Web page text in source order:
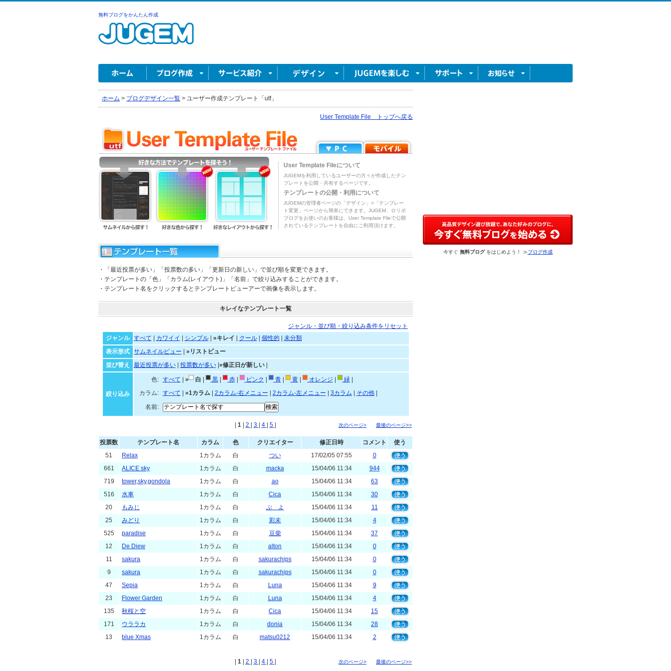
無料ブログをかんたん作成
ホーム > ブログデザイン一覧 > ユーザー作成テンプレート「utf」
User Template File トップへ戻る
User Template Fileについて
JUGEMを利用しているユーザーの方々が作成したテン
プレートを公開・共有するページです。
テンプレートの公開・利用について
JUGEMの管理者ページの「デザイン」>「テンプレー
ト変更」ページから簡単にできます。JUGEM、ロリポ
ブログをお使いのお客様は、User Template Fileで公開
されているテンプレートを自由にご利用頂けます。
・「最近投票が多い」「投票数の多い」「更新日の新しい」で並び順を変更できます。
・テンプレートの「色」「カラム(レイアウト)」「名前」で絞り込みすることができます。
・テンプレート名をクリックするとテンプレートビューアーで画像を表示します。
キレイなテンプレート一覧
ジャンル・並び順・絞り込み条件をリセット
ジャンル
すべて カワイイ シンプル| »キレイ クール| 個性的
未分類
表示形式
サムネイルビュー
»リストビュー
並び替え
最近投票が多い| 投票数が多い| »修正日が新しい|
絞り込み
色: すべて » 白 黒| 赤| ピンク 青| 黄| オレンジ 緑|
カラム:
すべて »1カラム| 2カラム-右メニュー 2カラム-左メニュー 3カラム その他|
名前:
1 2 3 4 5 次のページ> 最後のページ>>
投票数 テンプレート名 カラム 色 クリエイター 修正日時 コメント
使う
51
Relax 1カラム 白 つい 17/02/05 07:55
0
661
ALICE sky 1カラム 白 macka 15/04/06 11:34
944
719
tower,sky,gondola 1カラム 白 ao 15/04/06 11:34
63
516
水車 1カラム 白 Cica 15/04/06 11:34
30
20
もみじ 1カラム 白 ぷ よ 15/04/06 11:34
11
25
みどり 1カラム 白 彩未 15/04/06 11:34
4
525
paradise 1カラム 白 豆柴 15/04/06 11:34
37
12
De Diew 1カラム 白 alton 15/04/06 11:34
0
11
sakura 1カラム 白 sakurachips 15/04/06 11:34
0
9
sakura 1カラム 白 sakurachips 15/04/06 11:34
0
47
Sepia 1カラム 白 Luna 15/04/06 11:34
9
23
Flower Garden 1カラム 白 Luna 15/04/06 11:34
4
135
秋桜と空 1カラム 白 Cica 15/04/06 11:34
15
171
ウララカ 1カラム 白 donia 15/04/06 11:34
28
13
blue Xmas 1カラム 白 matsu0212 15/04/06 11:34 2
1 2 3 4 5 次のページ> 最後のページ>>
今すぐ 無料ブログをはじめよう！ ≫ブログ作成